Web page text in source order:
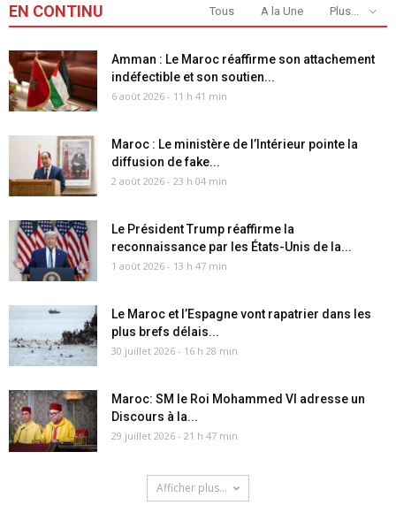
EN CONTINU Tous A la Une Plus...
Amman : Le Maroc réaffirme son attachement
indéfectible et son soutien...
6 août 2026 - 11 h 41 min
Maroc : Le ministère de l’Intérieur pointe la
diffusion de fake...
2 août 2026 - 23 h 04 min
Le Président Trump réaffirme la
reconnaissance par les États-Unis de la...
1 août 2026 - 13 h 47 min
Le Maroc et l’Espagne vont rapatrier dans les
plus brefs délais...
30 juillet 2026 - 16 h 28 min
Maroc: SM le Roi Mohammed VI adresse un
Discours à la...
29 juillet 2026 - 21 h 47 min
Afficher plus...